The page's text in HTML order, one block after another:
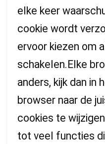
elke keer
cookie wordt
ervoor kiezen om
schakelen.Elke
anders, kijk dan in
browser naar de
cookies te
tot veel functies